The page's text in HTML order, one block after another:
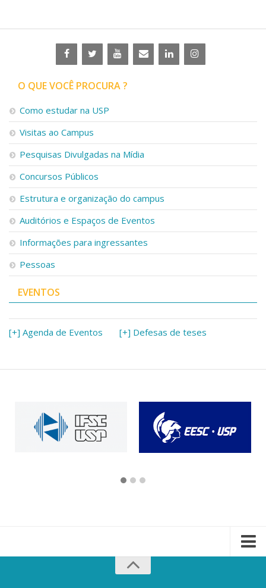
O QUE VOCÊ PROCURA ?
Como estudar na USP
Visitas ao Campus
Pesquisas Divulgadas na Mídia
Concursos Públicos
Estrutura e organização do campus
Auditórios e Espaços de Eventos
Informações para ingressantes
Pessoas
EVENTOS
[+] Agenda de Eventos [+] Defesas de teses